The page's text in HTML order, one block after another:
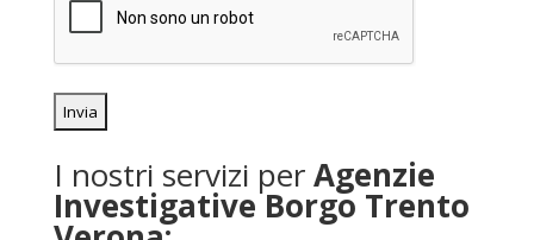
I nostri servizi perAgenzie
Investigative Borgo Trento